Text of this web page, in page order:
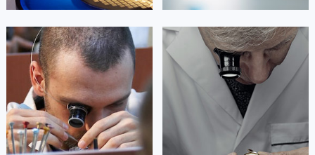
艾德琳·亚历桑德拉
资深宝玑技师
是宝玑售后服务中心
(宝玑保养维修中心)
的高级技师之一
Guangzhou Breguet Maintain center
艾莉森·安吉莉亚
资深宝玑技师
是宝玑售后服务中心
(宝玑保养维修中心)
的高级技师之一
Shenzhen Breguet Maintain center